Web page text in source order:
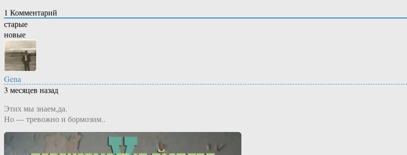
1 Комментарий
старые
новые
Gena
3 месяцев назад
Этих мы знаем,да.
Но — тревожно и бормозим..